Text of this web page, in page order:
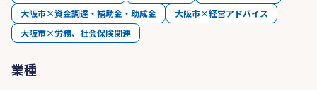
大阪市×資金調達・補助金・助成金
大阪市×経営アドバイス
大阪市×労務、社会保険関連
業種